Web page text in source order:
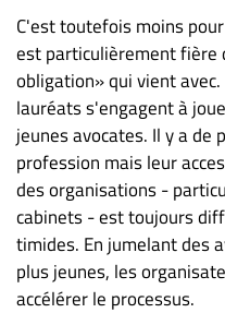
Politique de
confidentialité
C'est toutefois moins
est particulièrement fière
obligation» qui vient
lauréats s'engagent à
jeunes avocates. Il y a de
profession mais leur
des organisations -
cabinets - est toujours
timides. En jumelant des
plus jeunes, les
accélérer le processus.